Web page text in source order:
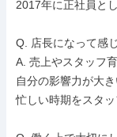
2017年に正社員と
Q. 店長になって感
A. 売上やスタッフ
自分の影響力が大
忙しい時期をスタ